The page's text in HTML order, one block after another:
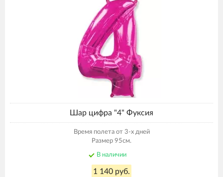
Шар цифра "4" Фуксия
Время полета от 3-х дней
Размер 95см.
В наличии
1 140 руб.